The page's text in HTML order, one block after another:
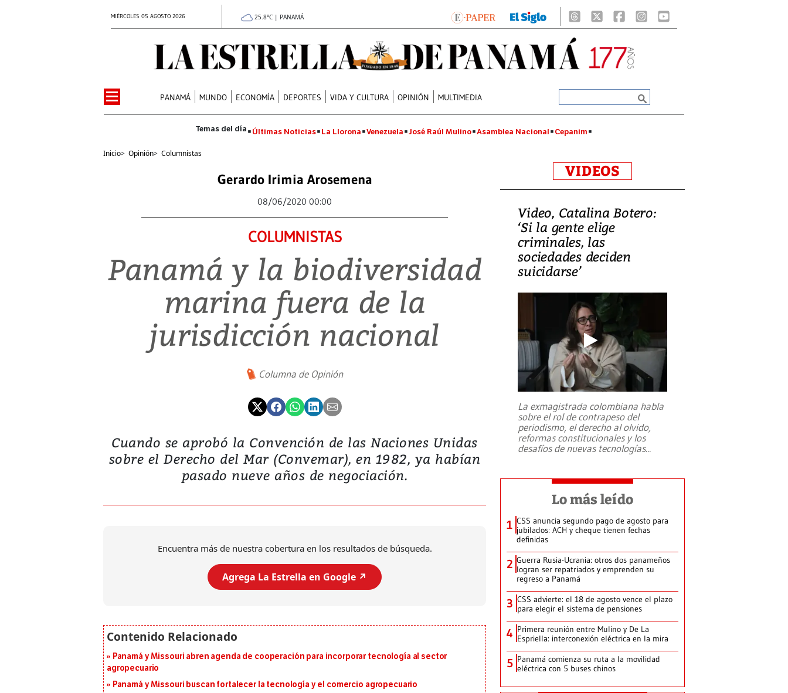
MIÉRCOLES 05 AGOSTO 2026 25.8°C | PANAMÁ
PANAMÁ MUNDO ECONOMÍA DEPORTES VIDA Y CULTURA OPINIÓN MULTIMEDIA
Últimas Noticias La Llorona Venezuela José Raúl Mulino Asamblea Nacional Cepanim
Inicio> Opinión> Columnistas
Gerardo Irimia Arosemena
08/06/2020 00:00
COLUMNISTAS
Panamá y la biodiversidad
marina fuera de la
jurisdicción nacional
Columna de Opinión
Cuando se aprobó la Convención de las Naciones Unidas
sobre el Derecho del Mar (Convemar), en 1982, ya habían
pasado nueve años de negociación.
Encuentra más de nuestra cobertura en los resultados de búsqueda.
Agrega La Estrella en Google ↗️
Panamá y Missouri abren agenda de cooperación para incorporar tecnología al sector
agropecuario
Panamá y Missouri buscan fortalecer la tecnología y el comercio agropecuario
VIDEOS
Video, Catalina Botero:
‘Si la gente elige
criminales, las
sociedades deciden
suicidarse’
La exmagistrada colombiana habla
sobre el rol de contrapeso del
periodismo, el derecho al olvido,
reformas constitucionales y los
desafíos de nuevas tecnologías...
Lo más leído
1 CSS anuncia segundo pago de agosto para
jubilados: ACH y cheque tienen fechas
definidas
2 Guerra Rusia-Ucrania: otros dos panameños
logran ser repatriados y emprenden su
regreso a Panamá
3 CSS advierte: el 18 de agosto vence el plazo
para elegir el sistema de pensiones
4 Primera reunión entre Mulino y De La
Espriella: interconexión eléctrica en la mira
5 Panamá comienza su ruta a la movilidad
eléctrica con 5 buses chinos